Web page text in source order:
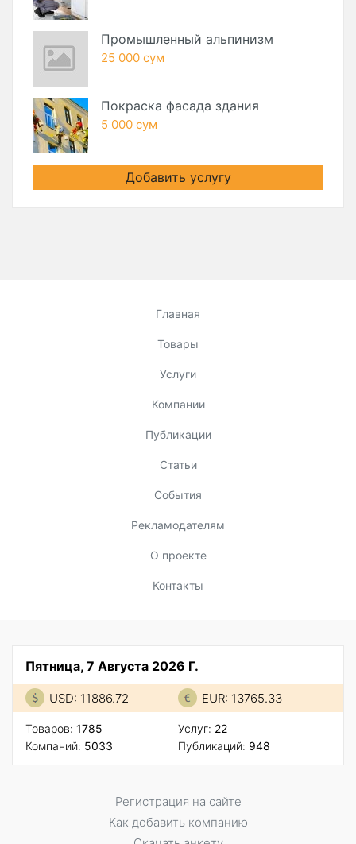
Промышленный альпинизм
25 000 сум
Покраска фасада здания
5 000 сум
Добавить услугу
Главная
Товары
Услуги
Компании
Публикации
Статьи
События
Рекламодателям
О проекте
Контакты
Пятница, 7 Августа 2026 Г.
USD: 11886.72 EUR: 13765.33
Товаров: 1785
Компаний: 5033
Услуг: 22
Публикаций: 948
Регистрация на сайте
Как добавить компанию